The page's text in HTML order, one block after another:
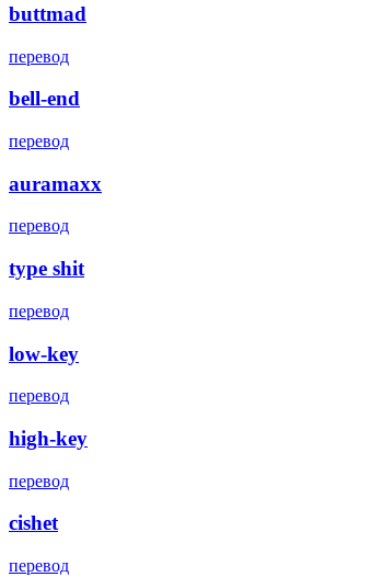
buttmad
перевод
bell-end
перевод
auramaxx
перевод
type shit
перевод
low-key
перевод
high-key
перевод
cishet
перевод